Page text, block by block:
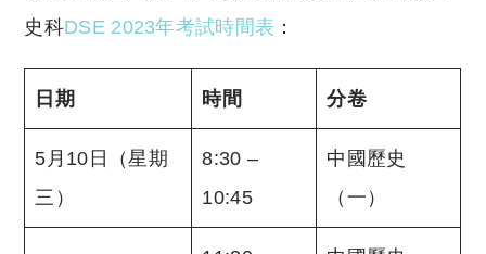
史科DSE 2023年考試時間表 ：
日期 時間 分卷
5月10日（星期
三）
8:30 –
10:45
中國歷史
（一）